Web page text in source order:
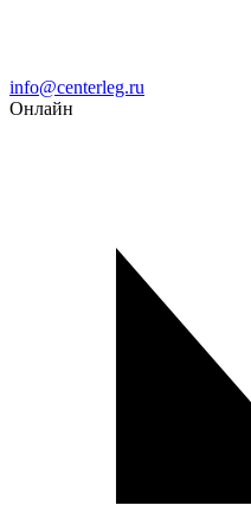
Email
info@centerleg.ru
Онлайн